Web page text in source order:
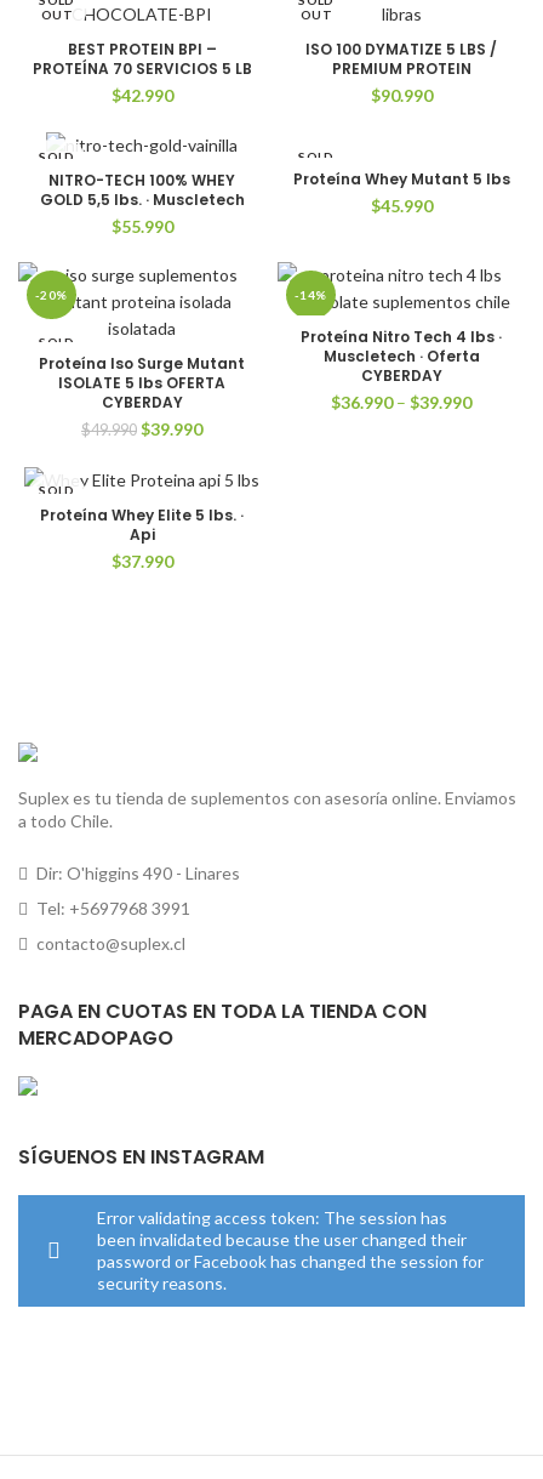
$24.390.
OUT
BEST PROTEIN BPI –
PROTEÍNA 70 SERVICIOS 5 LB
$42.990
OUT
ISO 100 DYMATIZE 5 LBS /
PREMIUM PROTEIN
$90.990
SOLD
NITRO-TECH 100% WHEY
GOLD 5,5 lbs. · Muscletech
$55.990
SOLD
OUT
Proteína Whey Mutant 5 lbs
$45.990
-20%
SOLD
OUT
Proteína Iso Surge Mutant
ISOLATE 5 lbs OFERTA
CYBERDAY
$49.990 El
original
$49.990.
$39.990El
actual
es:
$39.990.
-14%
SOLD
OUT
Proteína Nitro Tech 4 lbs ·
Muscletech · Oferta
CYBERDAY
$36.990– $39.990
SOLD
Proteína Whey Elite 5 lbs. ·
Api
$37.990
Suplex es tu tienda de suplementos con asesoría online. Enviamos
a todo Chile.
Dir: O'higgins 490 - Linares
Tel: +5697968 3991
contacto@suplex.cl
PAGA EN CUOTAS EN TODA LA TIENDA CON
MERCADOPAGO
SÍGUENOS EN INSTAGRAM
Error validating access token: The session has
been invalidated because the user changed their
password or Facebook has changed the session for
security reasons.